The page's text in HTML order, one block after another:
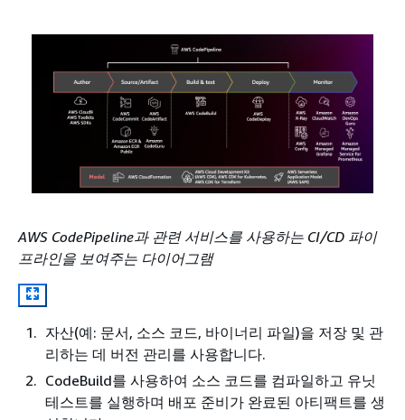
AWS CodePipeline과 관련 서비스를 사용하는 CI/CD 파이
프라인을 보여주는 다이어그램
자산(예: 문서, 소스 코드, 바이너리 파일)을 저장 및 관
리하는 데 버전 관리를 사용합니다.
CodeBuild를 사용하여 소스 코드를 컴파일하고 유닛
테스트를 실행하며 배포 준비가 완료된 아티팩트를 생